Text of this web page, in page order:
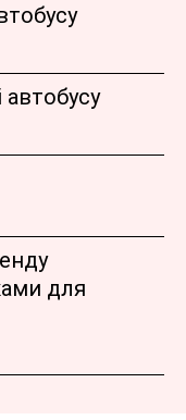
автобусу
для